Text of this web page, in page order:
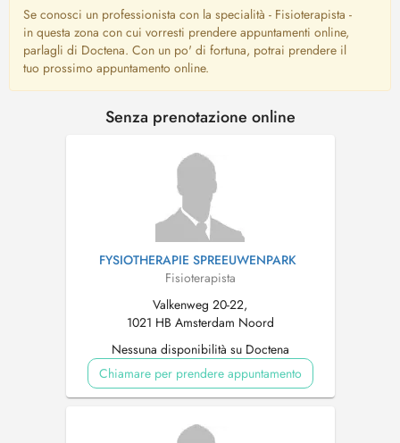
Se conosci un professionista con la specialità - Fisioterapista -
in questa zona con cui vorresti prendere appuntamenti online,
parlagli di Doctena. Con un po' di fortuna, potrai prendere il
tuo prossimo appuntamento online.
Senza prenotazione online
FYSIOTHERAPIE SPREEUWENPARK
Fisioterapista
Valkenweg 20-22,
1021 HB Amsterdam Noord
Nessuna disponibilità su Doctena
Chiamare per prendere appuntamento